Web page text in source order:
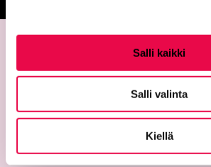
Salli kaikki
Salli valinta
Kiellä
Yhteystiedot